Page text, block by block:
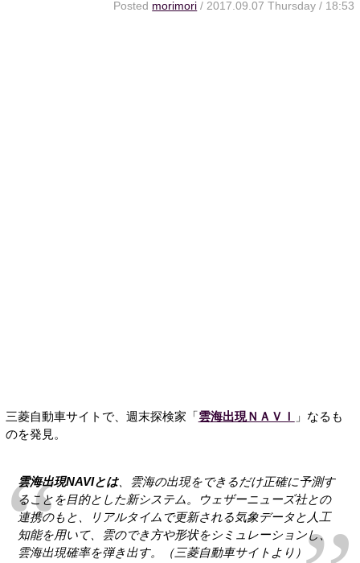
Posted morimori / 2017.09.07 Thursday / 18:53
三菱自動車サイトで、週末探検家「 雲海出現ＮＡＶＩ
」なるも
のを発見。
雲海出現NAVIとは、雲海の出現をできるだけ正確に予測す
ることを目的とした新システム。ウェザーニューズ社との
連携のもと、リアルタイムで更新される気象データと人工
知能を用いて、雲のでき方や形状をシミュレーションし、
雲海出現確率を弾き出す。（三菱自動車サイトより）